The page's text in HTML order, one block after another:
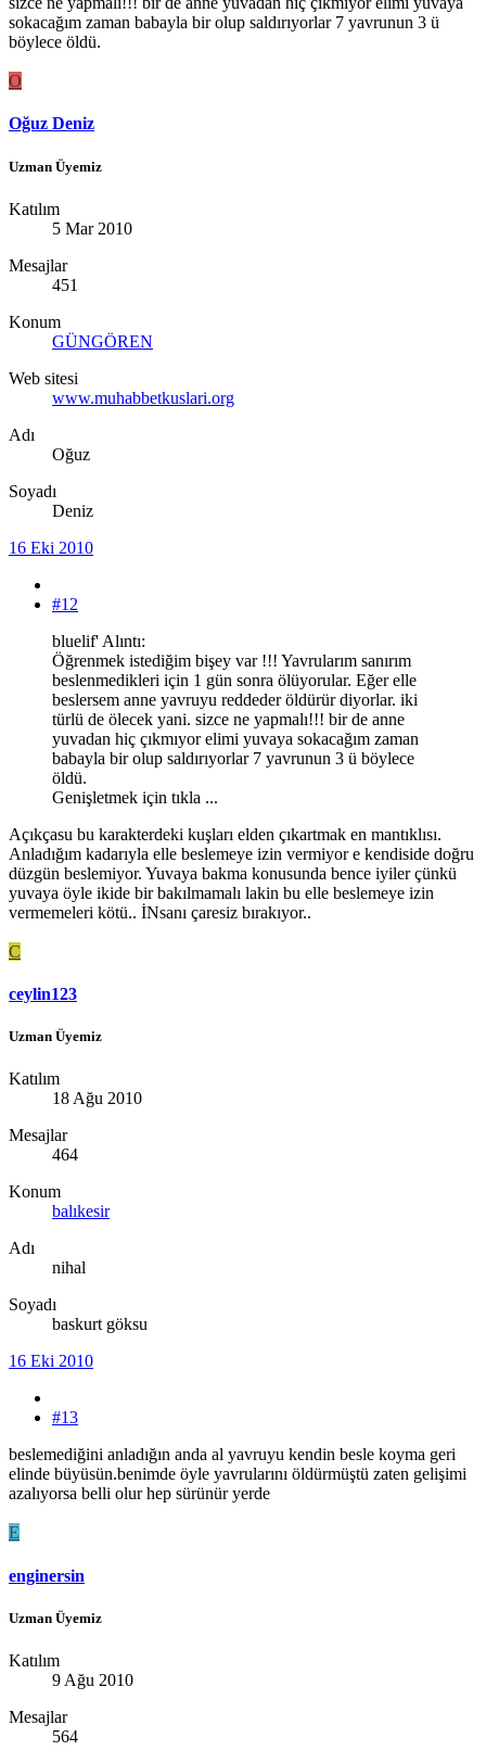
sokacağım zaman babayla bir olup saldırıyorlar 7 yavrunun 3 ü
böylece öldü.
O
Oğuz Deniz
Uzman Üyemiz
Katılım
5 Mar 2010
Mesajlar
451
Konum
GÜNGÖREN
Web sitesi
www.muhabbetkuslari.org
Adı
Oğuz
Soyadı
Deniz
16 Eki 2010
#12
bluelif' Alıntı:
Öğrenmek istediğim bişey var !!! Yavrularım sanırım
beslenmedikleri için 1 gün sonra ölüyorular. Eğer elle
beslersem anne yavruyu reddeder öldürür diyorlar. iki
türlü de ölecek yani. sizce ne yapmalı!!! bir de anne
yuvadan hiç çıkmıyor elimi yuvaya sokacağım zaman
babayla bir olup saldırıyorlar 7 yavrunun 3 ü böylece
öldü.
Genişletmek için tıkla ...
Açıkçasu bu karakterdeki kuşları elden çıkartmak en mantıklısı.
Anladığım kadarıyla elle beslemeye izin vermiyor e kendiside doğru
düzgün beslemiyor. Yuvaya bakma konusunda bence iyiler çünkü
yuvaya öyle ikide bir bakılmamalı lakin bu elle beslemeye izin
vermemeleri kötü.. İNsanı çaresiz bırakıyor..
C
ceylin123
Uzman Üyemiz
Katılım
18 Ağu 2010
Mesajlar
464
Konum
balıkesir
Adı
nihal
Soyadı
baskurt göksu
16 Eki 2010
#13
beslemediğini anladığın anda al yavruyu kendin besle koyma geri
elinde büyüsün.benimde öyle yavrularını öldürmüştü zaten gelişimi
azalıyorsa belli olur hep sürünür yerde
E
enginersin
Uzman Üyemiz
Katılım
9 Ağu 2010
Mesajlar
564